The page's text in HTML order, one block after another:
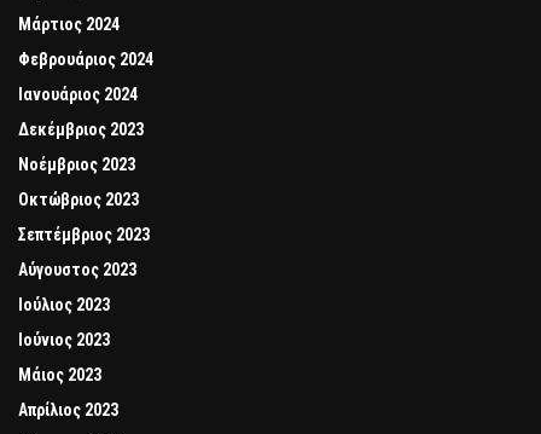
Μάρτιος 2024
Φεβρουάριος 2024
Ιανουάριος 2024
Δεκέμβριος 2023
Νοέμβριος 2023
Οκτώβριος 2023
Σεπτέμβριος 2023
Αύγουστος 2023
Ιούλιος 2023
Ιούνιος 2023
Μάιος 2023
Απρίλιος 2023